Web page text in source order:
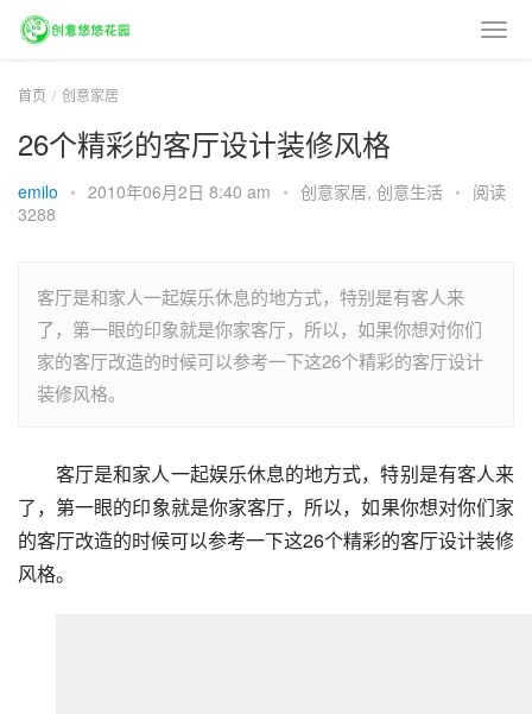
首页 创意家居
26个精彩的客厅设计装修风格
emilo • 2010年06月2日 8:40 am • 创意家居, 创意生活 • 阅读
3288
客厅是和家人一起娱乐休息的地方式，特别是有客人来
了，第一眼的印象就是你家客厅，所以，如果你想对你们
家的客厅改造的时候可以参考一下这26个精彩的客厅设计
装修风格。
客厅是和家人一起娱乐休息的地方式，特别是有客人来
了，第一眼的印象就是你家客厅，所以，如果你想对你们家
的客厅改造的时候可以参考一下这26个精彩的客厅设计装修
风格。